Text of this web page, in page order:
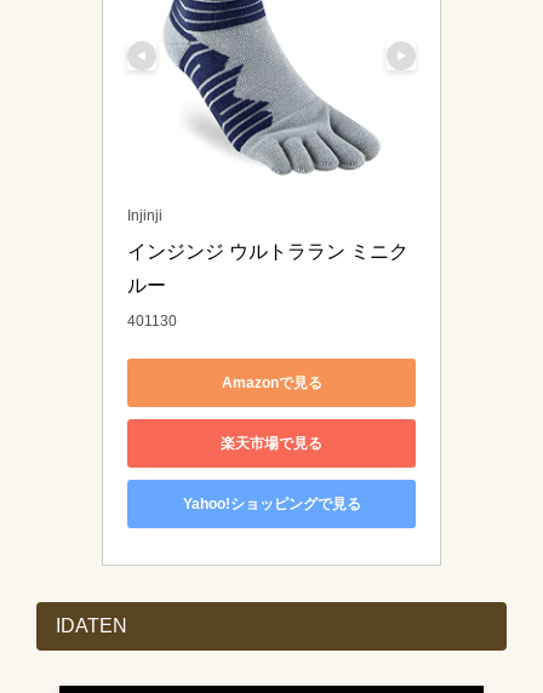
Injinji
インジンジ ウルトララン ミニク
ルー
401130
Amazonで見る
楽天市場で見る
Yahoo!ショッピングで見る
IDATEN